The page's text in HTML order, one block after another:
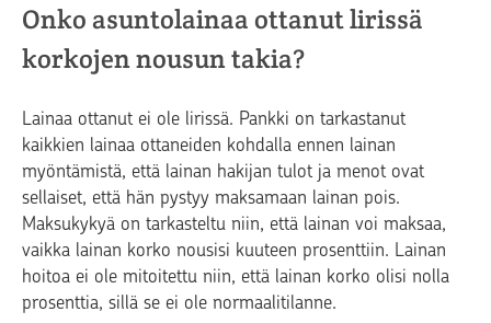
Onko asuntolainaa ottanut lirissä
korkojen nousun takia?
Lainaa ottanut ei ole lirissä. Pankki on tarkastanut
kaikkien lainaa ottaneiden kohdalla ennen lainan
myöntämistä, että lainan hakijan tulot ja menot ovat
sellaiset, että hän pystyy maksamaan lainan pois.
Maksukykyä on tarkasteltu niin, että lainan voi maksaa,
vaikka lainan korko nousisi kuuteen prosenttiin. Lainan
hoitoa ei ole mitoitettu niin, että lainan korko olisi nolla
prosenttia, sillä se ei ole normaalitilanne.